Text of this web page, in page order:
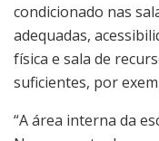
condicionado nas
adequadas,
física e sala de
suficientes, por
“A área interna da